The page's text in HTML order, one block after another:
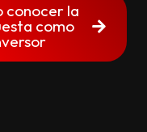
conocer la
como